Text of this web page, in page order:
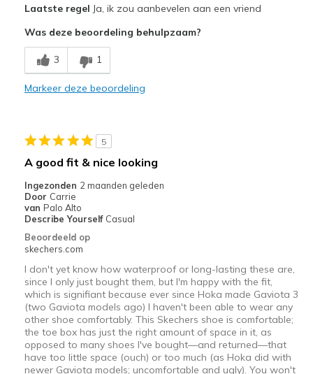
Breathe Well
Minpunten
Need Break In
Casual Wear
Sizing
View On Shoes
I'm Into Shoes
Laatste regel Ja, ik zou aanbevelen aan een vriend
Was deze beoordeling behulpzaam?
3 1
Markeer deze beoordeling
5
A good fit & nice looking
Ingezonden 2 maanden geleden
Door Carrie
van Palo Alto
Describe Yourself Casual
Beoordeeld op
skechers.com
I don't yet know how waterproof or long-lasting these are,
since I only just bought them, but I'm happy with the fit,
which is signifiant because ever since Hoka made Gaviota 3
(two Gaviota models ago) I haven't been able to wear any
other shoe comfortably. This Skechers shoe is comfortable;
the toe box has just the right amount of space in it, as
opposed to many shoes I've bought—and returned—that
have too little space (ouch) or too much (as Hoka did with
newer Gaviota models; uncomfortable and ugly). You won't